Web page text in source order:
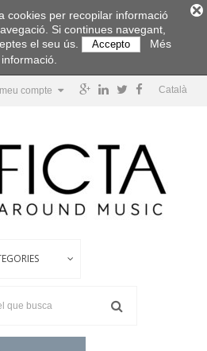
Català
compte
cookies per recopilar informació
Si continues navegant,
el seu ús.
Accepto
Més
informació.